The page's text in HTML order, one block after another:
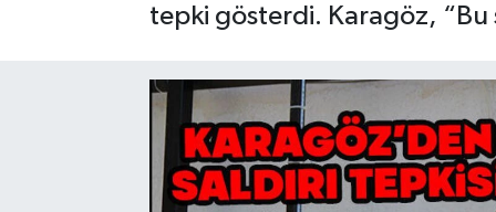
tepki gösterdi. Karagöz, “Bu